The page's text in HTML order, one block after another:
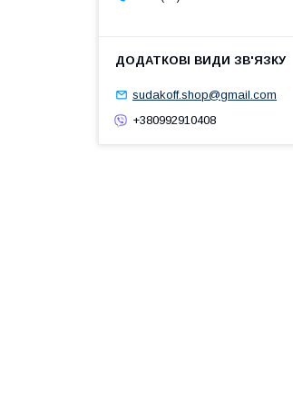
sudakoff.shop@gmail.com
+380992910408